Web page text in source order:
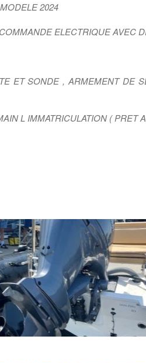
2024
ELECTRIQUE AVEC
ET SONDE , ARMEMENT DE
L IMMATRICULATION ( PRET